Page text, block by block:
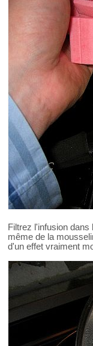
Filtrez l'infusion
même de la
d'un effet vraiment